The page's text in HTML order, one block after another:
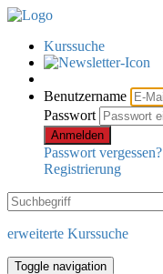
Kurssuche
Benutzername
Passwort
Anmelden
Passwort vergessen?
Registrierung
erweiterte Kurssuche
Toggle navigation